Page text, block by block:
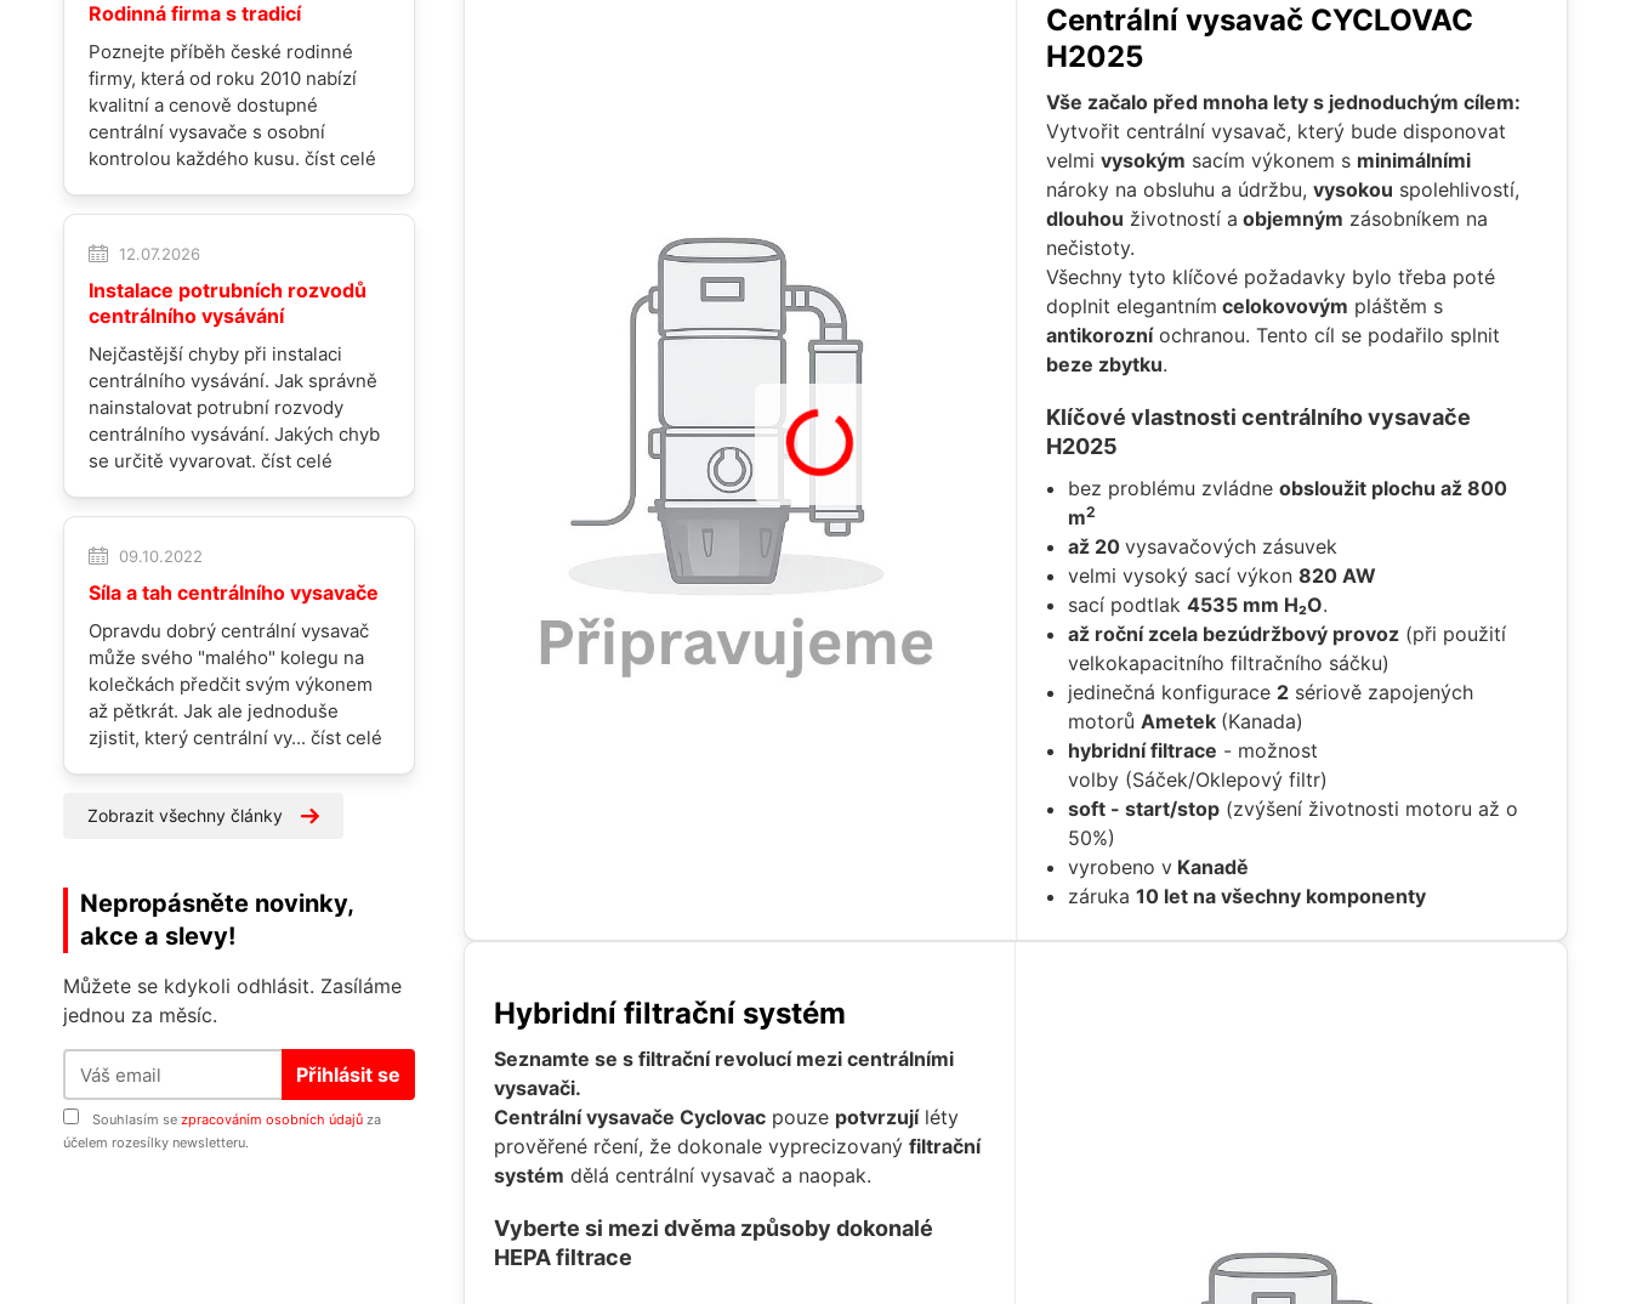
Rodinná firma s tradicí
Poznejte příběh české rodinné
firmy, která od roku 2010 nabízí
kvalitní a cenově dostupné
centrální vysavače s osobní
kontrolou každého kusu. číst celé
12.07.2026
Instalace potrubních rozvodů
centrálního vysávání
Nejčastější chyby při instalaci
centrálního vysávání. Jak správně
nainstalovat potrubní rozvody
centrálního vysávání. Jakých chyb
se určitě vyvarovat. číst celé
09.10.2022
Síla a tah centrálního vysavače
Opravdu dobrý centrální vysavač
může svého "malého" kolegu na
kolečkách předčit svým výkonem
až pětkrát. Jak ale jednoduše
zjistit, který centrální vy... číst celé
Zobrazit všechny články
Nepropásněte novinky,
akce a slevy!
Můžete se kdykoli odhlásit. Zasíláme
jednou za měsíc.
Přihlásit se
Souhlasím se zpracováním osobních údajů za
účelem rozesílky newsletteru.
Centrální vysavač CYCLOVAC
H2025
Vše začalo před mnoha lety s jednoduchým cílem:
Vytvořit centrální vysavač, který bude disponovat
velmi vysokým sacím výkonem s minimálními
nároky na obsluhu a údržbu, vysokou spolehlivostí,
dlouhou životností a objemným zásobníkem na
nečistoty.
Všechny tyto klíčové požadavky bylo třeba poté
doplnit elegantním celokovovým pláštěm s
antikorozníochranou. Tento cíl se podařilo splnit
beze zbytku.
Klíčové vlastnosti centrálního vysavače
H2025
bez problému zvládne obsloužit plochu až 800
m2
až 20 vysavačových zásuvek
velmi vysoký sací výkon 820 AW
sací podtlak 4535 mm H₂O.
až roční zcela bezúdržbový provoz(při použití
velkokapacitního filtračního sáčku)
jedinečná konfigurace 2sériově zapojených
motorů Ametek (Kanada)
hybridnífiltrace - možnost
volby (Sáček/Oklepový filtr)
soft - start/stop(zvýšení životnosti motoru až o
50%)
vyrobeno vKanadě
záruka 10 let na všechny komponenty
Hybridní filtrační systém
Seznamte se s filtrační revolucí mezi centrálními
vysavači.
Centrální vysavače Cyclovacpouze potvrzujíléty
prověřené rčení, že dokonale vyprecizovaný filtrační
systém dělá centrální vysavač a naopak.
Vyberte si mezi dvěma způsoby dokonalé
HEPA filtrace